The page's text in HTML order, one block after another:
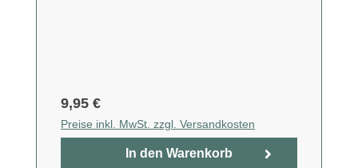
9,95 €
Preise inkl. MwSt. zzgl. Versandkosten
In den Warenkorb